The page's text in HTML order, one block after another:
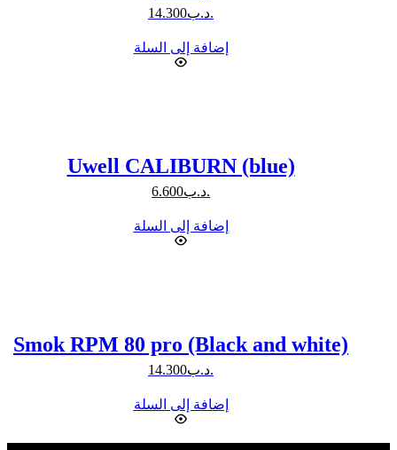
.د.ب14.300
إضافة إلى السلة
Uwell CALIBURN (blue)
.د.ب6.600
إضافة إلى السلة
Smok RPM 80 pro (Black and white)
.د.ب14.300
إضافة إلى السلة